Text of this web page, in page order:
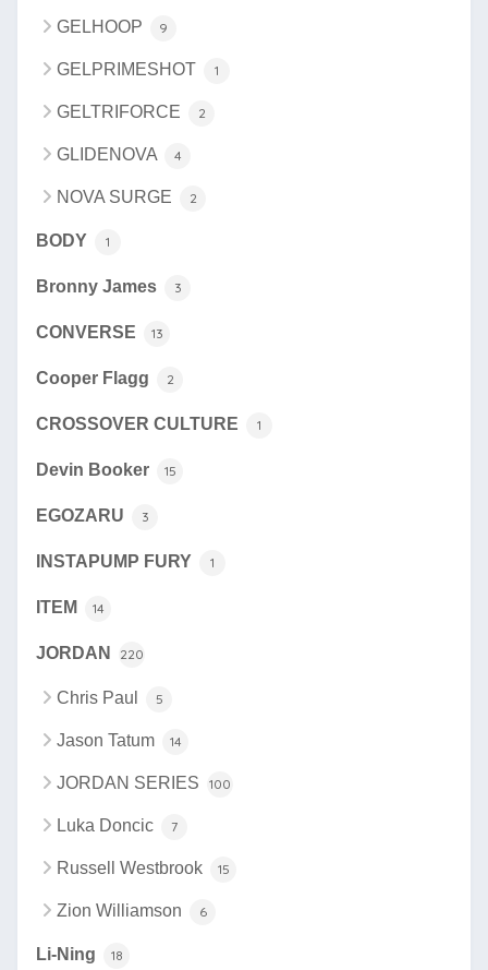
GELHOOP 9
GELPRIMESHOT 1
GELTRIFORCE 2
GLIDENOVA 4
NOVA SURGE 2
BODY 1
Bronny James 3
CONVERSE 13
Cooper Flagg 2
CROSSOVER CULTURE 1
Devin Booker 15
EGOZARU 3
INSTAPUMP FURY 1
ITEM 14
JORDAN 220
Chris Paul 5
Jason Tatum 14
JORDAN SERIES 100
Luka Doncic 7
Russell Westbrook 15
Zion Williamson 6
Li-Ning 18